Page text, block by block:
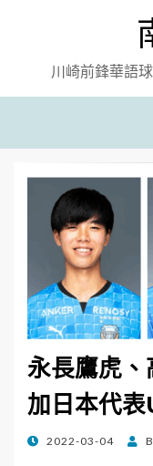
川崎前鋒華語
永長鷹虎
加日本代表
POSTED
2022-03-04